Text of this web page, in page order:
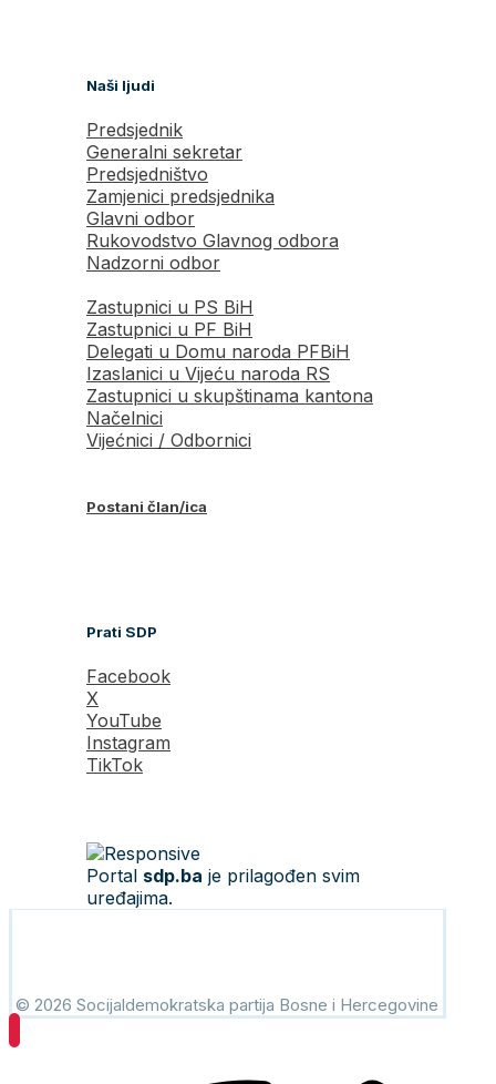
Naši ljudi
Predsjednik
Generalni sekretar
Predsjedništvo
Zamjenici predsjednika
Glavni odbor
Rukovodstvo Glavnog odbora
Nadzorni odbor
Zastupnici u PS BiH
Zastupnici u PF BiH
Delegati u Domu naroda PFBiH
Izaslanici u Vijeću naroda RS
Zastupnici u skupštinama kantona
Načelnici
Vijećnici / Odbornici
Postani član/ica
Prati SDP
Facebook
X
YouTube
Instagram
TikTok
Portal sdp.ba je prilagođen svim
uređajima.
© 2026 Socijaldemokratska partija Bosne i Hercegovine